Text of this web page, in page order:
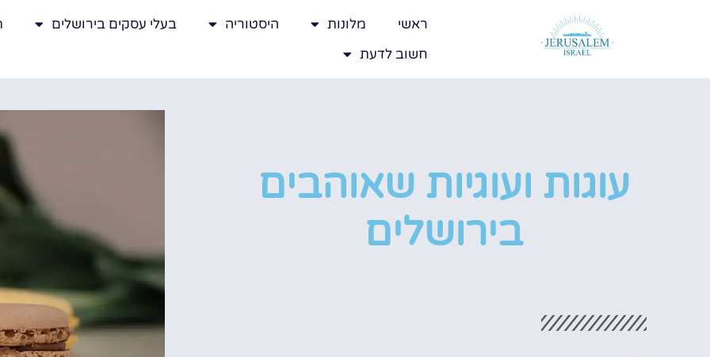
ראשי מלונות היסטוריה בעלי עסקים בירושלים
חשוב לדעת
עוגות ועוגיות שאוהבים
בירושלים